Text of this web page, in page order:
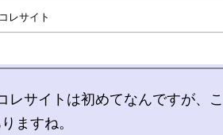
レサイト
レサイトは初めてなんですが、
ますね。